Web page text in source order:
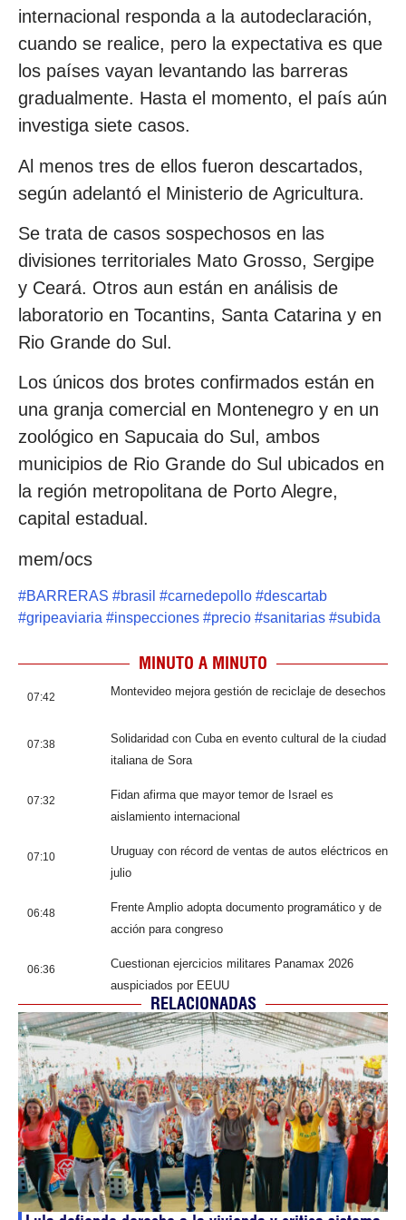
internacional responda a la autodeclaración,
cuando se realice, pero la expectativa es que
los países vayan levantando las barreras
gradualmente. Hasta el momento, el país aún
investiga siete casos.
Al menos tres de ellos fueron descartados,
según adelantó el Ministerio de Agricultura.
Se trata de casos sospechosos en las
divisiones territoriales Mato Grosso, Sergipe
y Ceará. Otros aun están en análisis de
laboratorio en Tocantins, Santa Catarina y en
Rio Grande do Sul.
Los únicos dos brotes confirmados están en
una granja comercial en Montenegro y en un
zoológico en Sapucaia do Sul, ambos
municipios de Rio Grande do Sul ubicados en
la región metropolitana de Porto Alegre,
capital estadual.
mem/ocs
#BARRERAS #brasil #carnedepollo #descartab
#gripeaviaria #inspecciones #precio #sanitarias #subida
MINUTO A MINUTO
07:42 Montevideo mejora gestión de reciclaje de desechos
07:38
Solidaridad con Cuba en evento cultural de la ciudad
italiana de Sora
07:32
Fidan afirma que mayor temor de Israel es
aislamiento internacional
07:10
Uruguay con récord de ventas de autos eléctricos en
julio
06:48
Frente Amplio adopta documento programático y de
acción para congreso
06:36
Cuestionan ejercicios militares Panamax 2026
auspiciados por EEUU
RELACIONADAS